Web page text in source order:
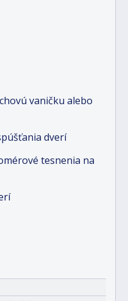
vaničku alebo
dverí
tesnenia na